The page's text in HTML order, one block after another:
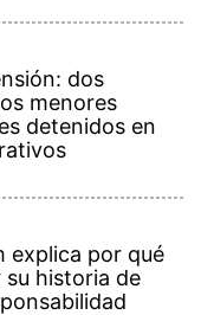
dos
menores
detenidos en
explica por qué
historia de